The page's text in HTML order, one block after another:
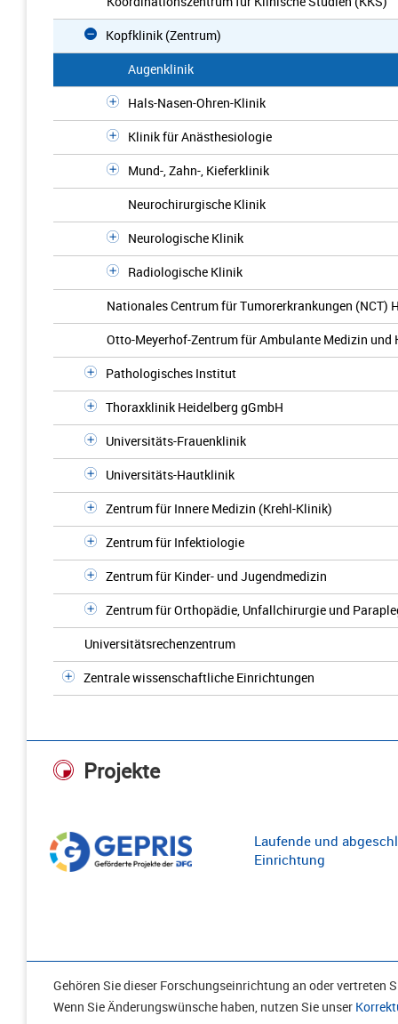
Kopfklinik (Zentrum)
Augenklinik
Hals-Nasen-Ohren-Klinik
Klinik für Anästhesiologie
Mund-, Zahn-, Kieferklinik
Neurochirurgische Klinik
Neurologische Klinik
Radiologische Klinik
Nationales Centrum für Tumorerkrankungen (NCT)
Otto-Meyerhof-Zentrum für Ambulante Medizin und
Pathologisches Institut
Thoraxklinik Heidelberg gGmbH
Universitäts-Frauenklinik
Universitäts-Hautklinik
Zentrum für Innere Medizin (Krehl-Klinik)
Zentrum für Infektiologie
Zentrum für Kinder- und Jugendmedizin
Zentrum für Orthopädie, Unfallchirurgie und
Universitätsrechenzentrum
Zentrale wissenschaftliche Einrichtungen
Projekte
Laufende und
Einrichtung
Gehören Sie dieser Forschungseinrichtung an oder vertreten
Wenn Sie Änderungswünsche haben, nutzen Sie unser